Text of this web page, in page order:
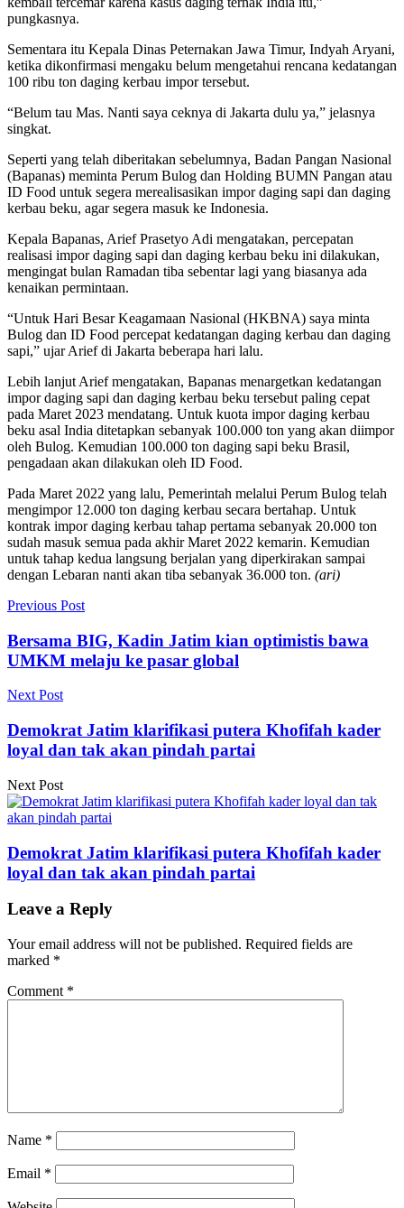
pungkasnya.
Sementara itu Kepala Dinas Peternakan Jawa Timur, Indyah Aryani,
ketika dikonfirmasi mengaku belum mengetahui rencana kedatangan
100 ribu ton daging kerbau impor tersebut.
“Belum tau Mas. Nanti saya ceknya di Jakarta dulu ya,” jelasnya
singkat.
Seperti yang telah diberitakan sebelumnya, Badan Pangan Nasional
(Bapanas) meminta Perum Bulog dan Holding BUMN Pangan atau
ID Food untuk segera merealisasikan impor daging sapi dan daging
kerbau beku, agar segera masuk ke Indonesia.
Kepala Bapanas, Arief Prasetyo Adi mengatakan, percepatan
realisasi impor daging sapi dan daging kerbau beku ini dilakukan,
mengingat bulan Ramadan tiba sebentar lagi yang biasanya ada
kenaikan permintaan.
“Untuk Hari Besar Keagamaan Nasional (HKBNA) saya minta
Bulog dan ID Food percepat kedatangan daging kerbau dan daging
sapi,” ujar Arief di Jakarta beberapa hari lalu.
Lebih lanjut Arief mengatakan, Bapanas menargetkan kedatangan
impor daging sapi dan daging kerbau beku tersebut paling cepat
pada Maret 2023 mendatang. Untuk kuota impor daging kerbau
beku asal India ditetapkan sebanyak 100.000 ton yang akan diimpor
oleh Bulog. Kemudian 100.000 ton daging sapi beku Brasil,
pengadaan akan dilakukan oleh ID Food.
Pada Maret 2022 yang lalu, Pemerintah melalui Perum Bulog telah
mengimpor 12.000 ton daging kerbau secara bertahap. Untuk
kontrak impor daging kerbau tahap pertama sebanyak 20.000 ton
sudah masuk semua pada akhir Maret 2022 kemarin. Kemudian
untuk tahap kedua langsung berjalan yang diperkirakan sampai
dengan Lebaran nanti akan tiba sebanyak 36.000 ton. (ari)
Previous Post
Bersama BIG, Kadin Jatim kian optimistis bawa
UMKM melaju ke pasar global
Next Post
Demokrat Jatim klarifikasi putera Khofifah kader
loyal dan tak akan pindah partai
Next Post
Demokrat Jatim klarifikasi putera Khofifah kader
loyal dan tak akan pindah partai
Leave a Reply
Your email address will not be published. Required fields are
marked *
Comment *
Name *
Email *